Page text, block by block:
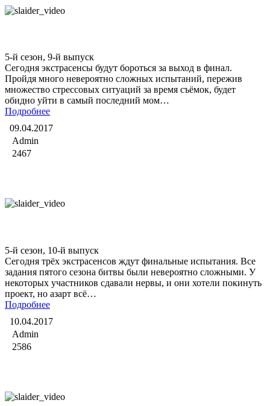
5-й сезон, 9-й выпуск
Сегодня экстрасенсы будут бороться за выход в финал.
Пройдя много невероятно сложных испытаний, пережив
множество стрессовых ситуаций за время съёмок, будет
обидно уйти в самый последний мом…
Подробнее
09.04.2017
Admin
2467
5-й сезон, 10-й выпуск
Сегодня трёх экстрасенсов ждут финальные испытания. Все
задания пятого сезона битвы были невероятно сложными. У
некоторых участников сдавали нервы, и они хотели покинуть
проект, но азарт всё…
Подробнее
10.04.2017
Admin
2586